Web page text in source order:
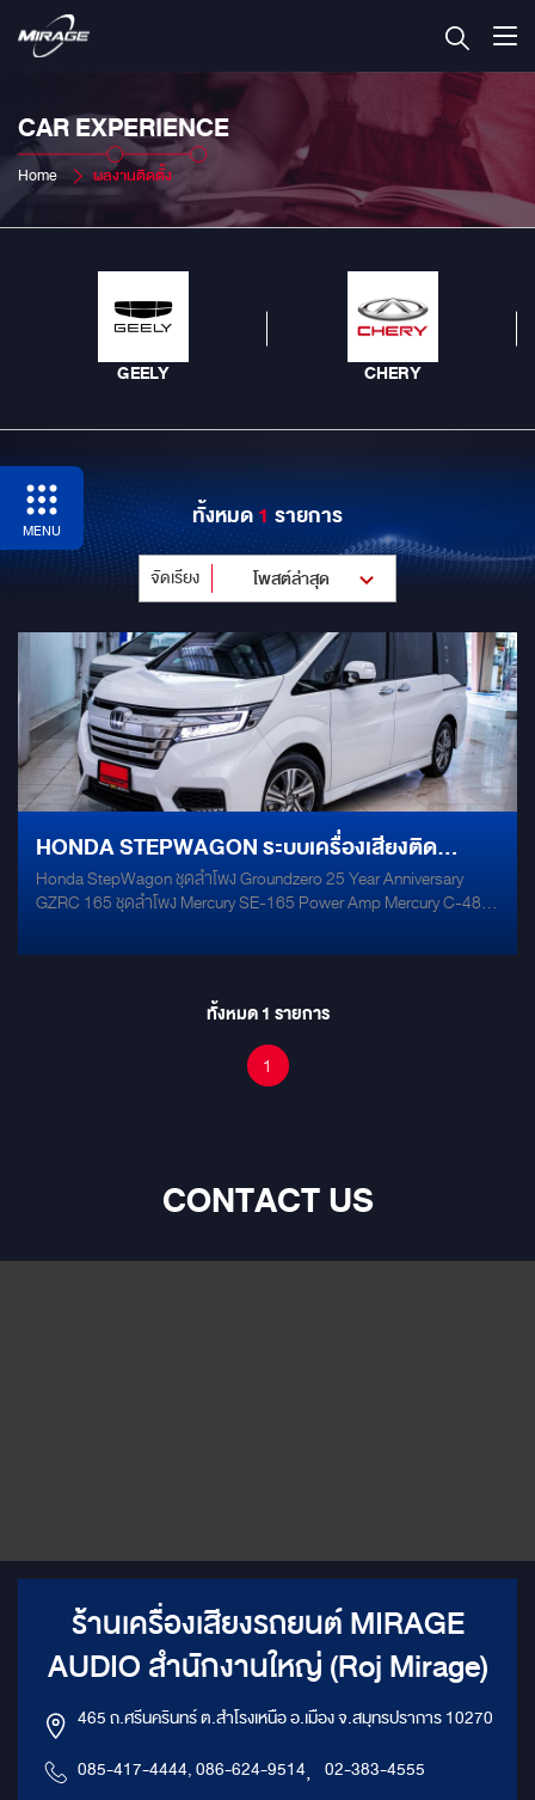
CAR EXPERIENCE
Home ผลงานติดตั้ง
GEELY CHERY
MENU ทั้งหมด1 รายการ
จัดเรียง โพสต์ล่าสุด
HONDA STEPWAGON ระบบเครื่องเสียงติด
รถยนต์ MULTIMEDIA ครบวงจร
Honda StepWagon ชุดลำโพง Groundzero 25 Year Anniversary
GZRC 165 ชุดลำโพง Mercury SE-165 Power Amp Mercury C-480
ทั้งหมด1 รายการ
1
CONTACT US
ร้านเครื่องเสียงรถยนต์ MIRAGE
AUDIO สำนักงานใหญ่ (Roj Mirage)
465 ถ.ศรีนครินทร์ ต.สำโรงเหนือ อ.เมือง จ.สมุทรปราการ 10270
085-417-4444, 086-624-9514, 02-383-4555